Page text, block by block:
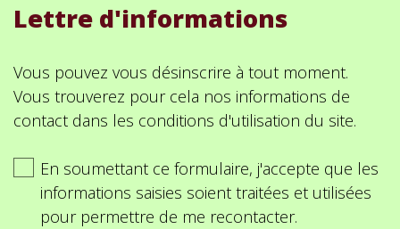
Lettre d'informations
Vous pouvez vous désinscrire à tout moment.
Vous trouverez pour cela nos informations de
contact dans les conditions d'utilisation du site.
En soumettant ce formulaire, j'accepte que les
informations saisies soient traitées et utilisées
pour permettre de me recontacter.